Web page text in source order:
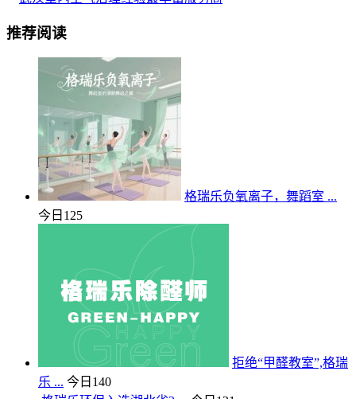
推荐阅读
格瑞乐负氧离子，舞蹈室 ...
今日 125
拒绝“甲醛教室”,格瑞
乐 ... 今日 140
格瑞乐环保入选湖北省2 ...
今日121